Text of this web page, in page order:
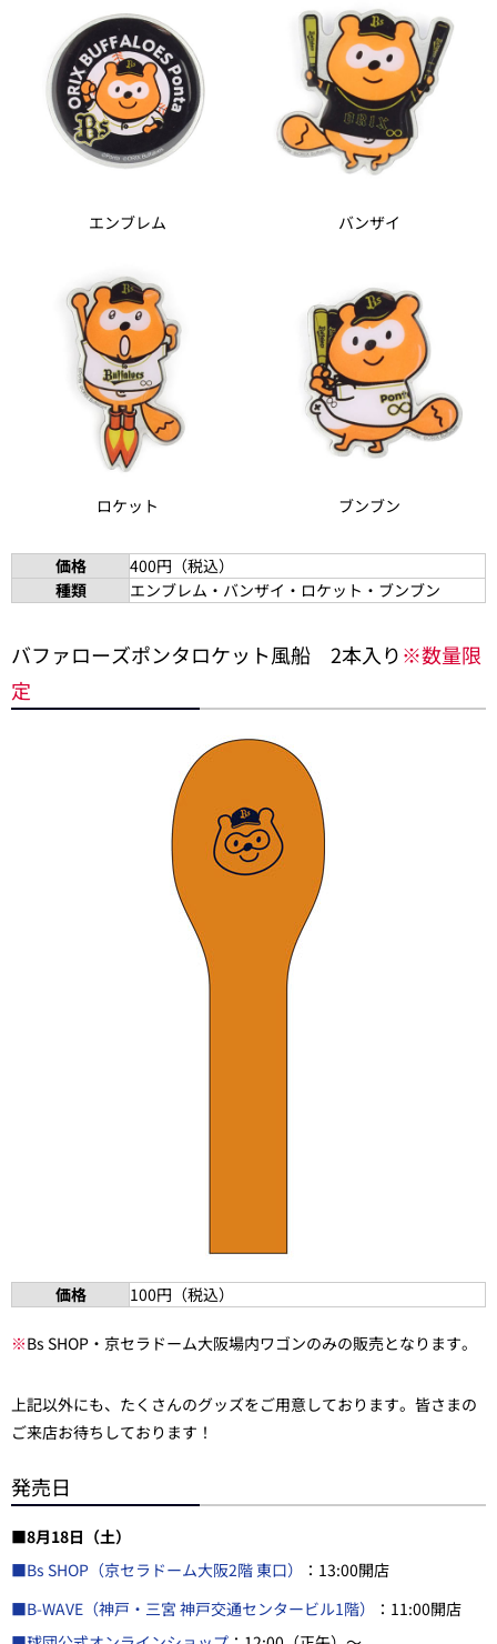
エンブレム バンザイ
ロケット ブンブン
価格
400円（税込）
種類
エンブレム・バンザイ・ロケット・ブンブン
バファローズポンタロケット風船 2本入り※数量限
定
価格 100円（税込）
※Bs SHOP・京セラドーム大阪場内ワゴンのみの販売となります。
上記以外にも、たくさんのグッズをご用意しております。皆さまの
ご来店お待ちしております！
発売日
■8月18日（土）
■Bs SHOP（京セラドーム大阪2階 東口）
：13:00開店
■B-WAVE（神戸・三宮 神戸交通センタービル1階）
：11:00開店